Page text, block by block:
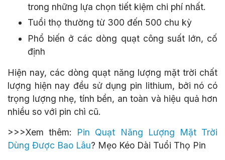
trong những lựa chọn tiết kiệm chi phí nhất.
Tuổi thọ thường từ 300 đến 500 chu kỳ
Phổ biến ở các dòng quạt công suất lớn, cố
định
Hiện nay, các dòng quạt năng lượng mặt trời chất
lượng hiện nay đều sử dụng pin lithium, bởi nó có
trọng lượng nhẹ, tính bền, an toàn và hiệu quả hơn
nhiều so với pin chì cũ.
>>>Xem thêm: Pin Quạt Năng Lượng Mặt Trời
Dùng Được Bao Lâu? Mẹo Kéo Dài Tuổi Thọ Pin